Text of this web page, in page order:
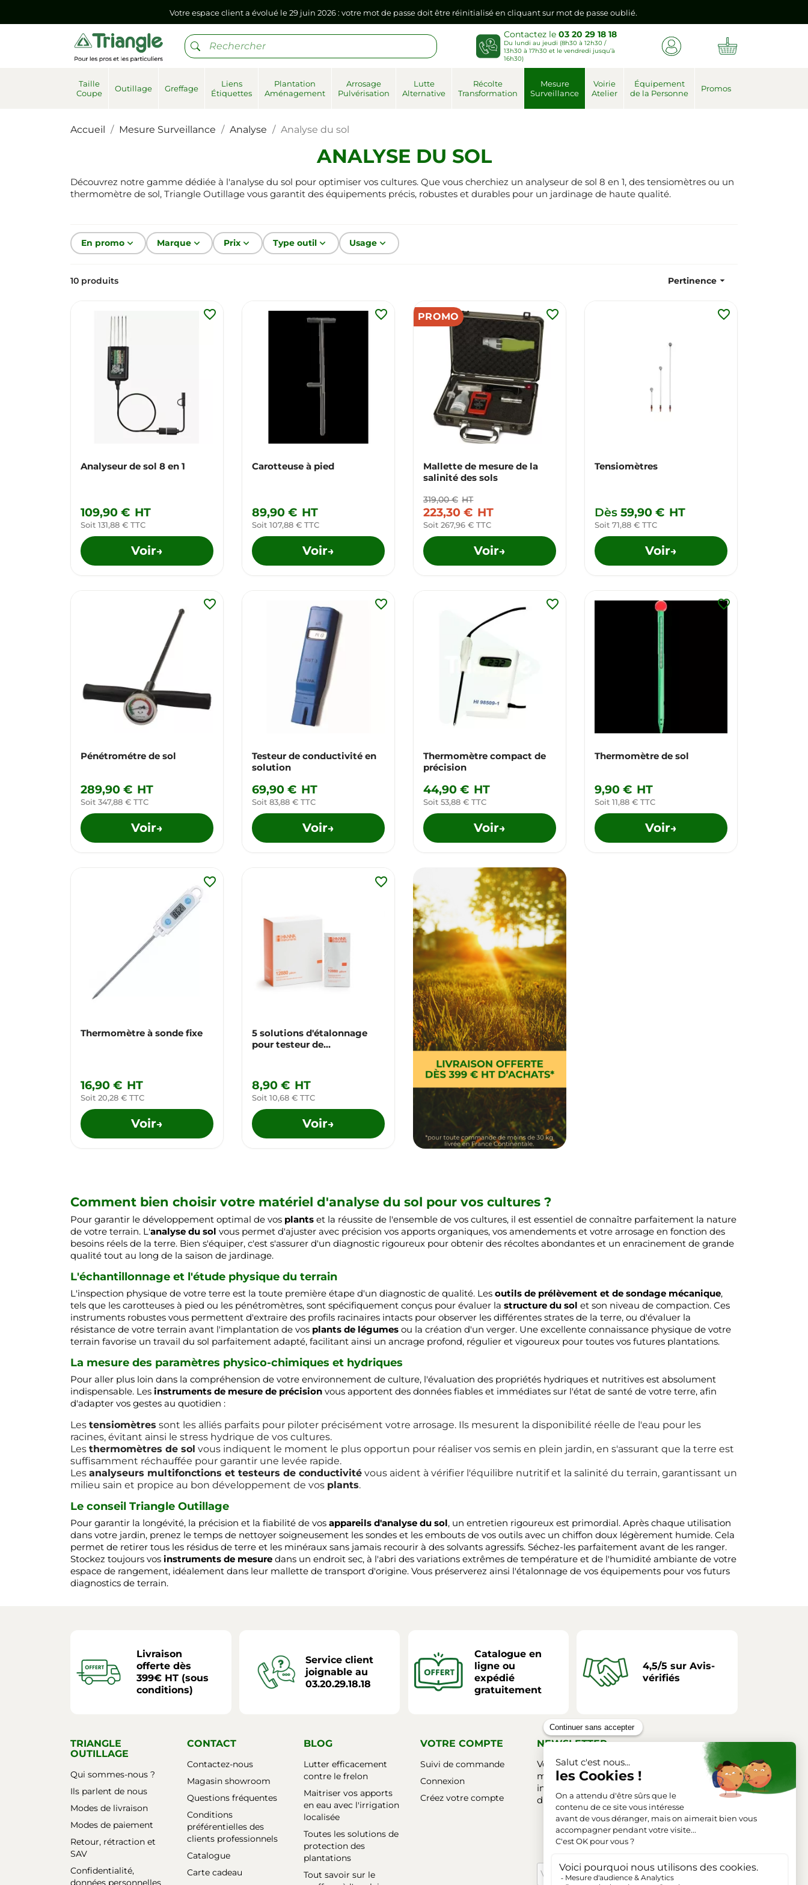
Votre espace client a évolué le 29 juin 2026 : votre mot de passe doit être réinitialisé en cliquant sur mot de passe oublié.
Si vous aviez mémorisé votre précédent mot de passe dans votre navigateur internet, il doit être réenregistré à la première connexion vers votre nouvel espace client.
Votre espace client a évolué le 29 juin 2026 : votre mot de passe doit être réinitialisé en cliquant sur mot de passe oublié.
Contactez le03 20 29 18 18
Du lundi au jeudi (8h30 à 12h30 /
13h30 à 17h30 et le vendredi jusqu’à
16h30)
Taille
Coupe
Outillage Greffage
Liens
Étiquettes
Plantation
Aménagement
Arrosage
Pulvérisation
Lutte
Alternative
Récolte
Transformation
Mesure
Surveillance
Voirie
Atelier
Équipement
de la Personne
Promos
Accueil Mesure Surveillance Analyse Analyse du sol
ANALYSE DU SOL
Découvrez notre gamme dédiée à l'analyse du sol pour optimiser vos cultures. Que vous cherchiez un analyseur de sol 8 en 1, des tensiomètres ou un
thermomètre de sol, Triangle Outillage vous garantit des équipements précis, robustes et durables pour un jardinage de haute qualité.
En promokeyboard_arrow_down Marquekeyboard_arrow_down Prixkeyboard_arrow_down Type outil keyboard_arrow_down Usage keyboard_arrow_down
10 produits Pertinence
Analyseur de sol 8 en 1
109,90 € HT
Soit 131,88 € TTC
Voir→
favorite_border
Carotteuse à pied
89,90 € HT
Soit 107,88 € TTC
Voir→
favorite_border PROMO
Mallette de mesure de la
salinité des sols
319,00 € HT
223,30 € HT
Soit 267,96 € TTC
Voir→
favorite_border
Tensiomètres
Dès 59,90 € HT
Soit 71,88 € TTC
Voir→
favorite_border
Pénétrométre de sol
289,90 € HT
Soit 347,88 € TTC
Voir→
favorite_border
Testeur de conductivité en
solution
69,90 € HT
Soit 83,88 € TTC
Voir→
favorite_border
Thermomètre compact de
précision
44,90 € HT
Soit 53,88 € TTC
Voir→
favorite_border
Thermomètre de sol
9,90 € HT
Soit 11,88 € TTC
Voir→
favorite_border
Thermomètre à sonde fixe
16,90 € HT
Soit 20,28 € TTC
Voir→
favorite_border
5 solutions d'étalonnage
pour testeur de
8,90 € HT
Soit 10,68 € TTC
Voir→
favorite_border
Comment bien choisir votre matériel d'analyse du sol pour vos cultures ?
Pour garantir le développement optimal de vos plants et la réussite de l'ensemble de vos cultures, il est essentiel de connaître parfaitement la nature
de votre terrain. L'analyse du sol vous permet d'ajuster avec précision vos apports organiques, vos amendements et votre arrosage en fonction des
besoins réels de la terre. Bien s'équiper, c'est s'assurer d'un diagnostic rigoureux pour obtenir des récoltes abondantes et un enracinement de grande
qualité tout au long de la saison de jardinage.
L'échantillonnage et l'étude physique du terrain
L'inspection physique de votre terre est la toute première étape d'un diagnostic de qualité. Les outils de prélèvement et de sondage mécanique,
tels que les carotteuses à pied ou les pénétromètres, sont spécifiquement conçus pour évaluer la structure du sol et son niveau de compaction. Ces
instruments robustes vous permettent d'extraire des profils racinaires intacts pour observer les différentes strates de la terre, ou d'évaluer la
résistance de votre terrain avant l'implantation de vos plants de légumes ou la création d'un verger. Une excellente connaissance physique de votre
terrain favorise un travail du sol parfaitement adapté, facilitant ainsi un ancrage profond, régulier et vigoureux pour toutes vos futures plantations.
La mesure des paramètres physico-chimiques et hydriques
Pour aller plus loin dans la compréhension de votre environnement de culture, l'évaluation des propriétés hydriques et nutritives est absolument
indispensable. Les instruments de mesure de précision vous apportent des données fiables et immédiates sur l'état de santé de votre terre, afin
d'adapter vos gestes au quotidien :
Les tensiomètres sont les alliés parfaits pour piloter précisément votre arrosage. Ils mesurent la disponibilité réelle de l'eau pour les
racines, évitant ainsi le stress hydrique de vos cultures.
Les thermomètres de sol vous indiquent le moment le plus opportun pour réaliser vos semis en plein jardin, en s'assurant que la terre est
suffisamment réchauffée pour garantir une levée rapide.
Les analyseurs multifonctions et testeurs de conductivité vous aident à vérifier l'équilibre nutritif et la salinité du terrain, garantissant un
milieu sain et propice au bon développement de vos plants.
Le conseil Triangle Outillage
Pour garantir la longévité, la précision et la fiabilité de vos appareils d'analyse du sol, un entretien rigoureux est primordial. Après chaque utilisation
dans votre jardin, prenez le temps de nettoyer soigneusement les sondes et les embouts de vos outils avec un chiffon doux légèrement humide. Cela
permet de retirer tous les résidus de terre et les minéraux sans jamais recourir à des solvants agressifs. Séchez-les parfaitement avant de les ranger.
Stockez toujours vos instruments de mesure dans un endroit sec, à l'abri des variations extrêmes de température et de l'humidité ambiante de votre
espace de rangement, idéalement dans leur mallette de transport d'origine. Vous préserverez ainsi l'étalonnage de vos équipements pour vos futurs
diagnostics de terrain.
Livraison
offerte dès
399€ HT (sous
conditions)
Service client
joignable au
03.20.29.18.18
Catalogue en
ligne ou
expédié
gratuitement
4,5/5 sur Avis-
vérifiés
TRIANGLE
OUTILLAGE
Qui sommes-nous ?
Ils parlent de nous
Modes de livraison
Modes de paiement
Retour, rétraction et
SAV
Confidentialité,
données personnelles
CONTACT
Contactez-nous
Magasin showroom
Questions fréquentes
Conditions
préférentielles des
clients professionnels
Catalogue
Carte cadeau
BLOG
Lutter efficacement
contre le frelon
Maitriser vos apports
en eau avec l'irrigation
localisée
Toutes les solutions de
protection des
plantations
Tout savoir sur le
VOTRE COMPTE
Suivi de commande
Connexion
Créez votre compte
NEWSLETTER
Vous pouvez vous désinscrire à tout
moment. Vous trouverez pour cela nos
informations de contact dans les conditions
d'utilisation du site.